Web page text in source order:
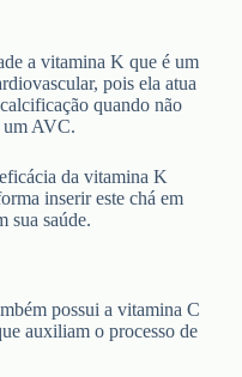
a vitamina K que é um
pois ela atua
quando não
um AVC.
da vitamina K
inserir este chá em
sua saúde.
possui a vitamina C
auxiliam o processo de